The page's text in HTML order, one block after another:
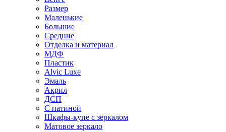
Размер
Маленькие
Большие
Средние
Отделка и материал
МДФ
Пластик
Alvic Luxe
Эмаль
Акрил
ДСП
С патиной
Шкафы-купе с зеркалом
Матовое зеркало